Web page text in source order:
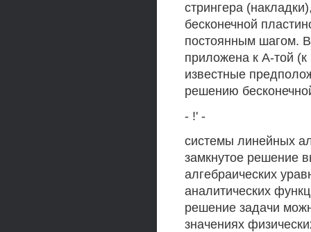
стрингера
бесконечной
постоянным шагом.
приложена к А-той
известные
решению
- !' -
системы линейных
замкнутое решение
алгебраических
аналитических
решение задачи
значениях